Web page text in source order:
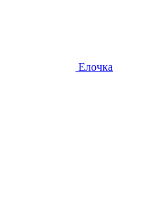
Елочка